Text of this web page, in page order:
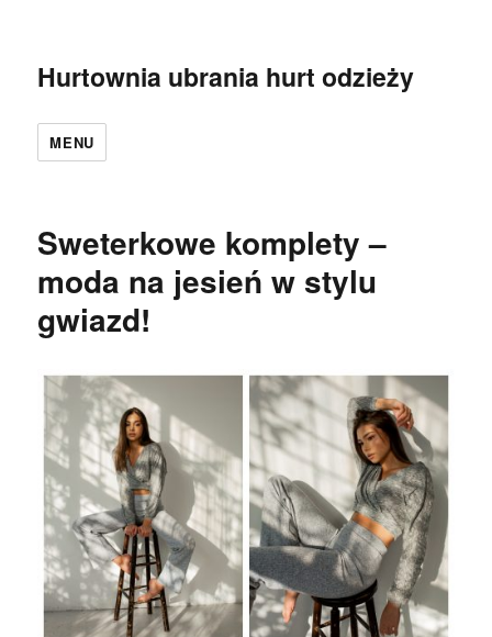
Hurtownia ubrania hurt odzieży
MENU
Sweterkowe komplety –
moda na jesień w stylu
gwiazd!